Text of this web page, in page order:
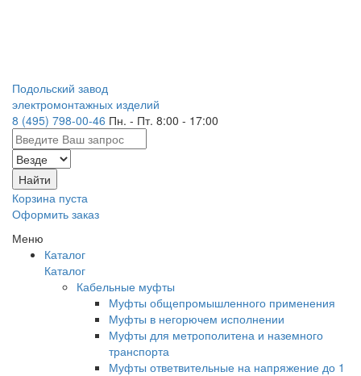
Подольский завод
электромонтажных изделий
8 (495) 798-00-46 Пн. - Пт. 8:00 - 17:00
Корзина пуста
Оформить заказ
Меню
Каталог
Каталог
Кабельные муфты
Муфты общепромышленного применения
Муфты в негорючем исполнении
Муфты для метрополитена и наземного
транспорта
Муфты ответвительные на напряжение до 1